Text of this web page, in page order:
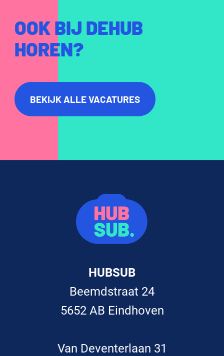
OOK BIJ DEHUB
HOREN?
BEKIJK ALLE VACATURES
HUBSUB
Beemdstraat 24
5652 AB Eindhoven
Van Deventerlaan 31